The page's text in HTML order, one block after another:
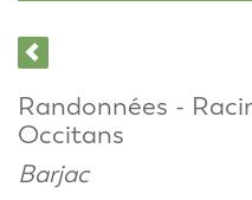
Randonnées -
Occitans
Barjac